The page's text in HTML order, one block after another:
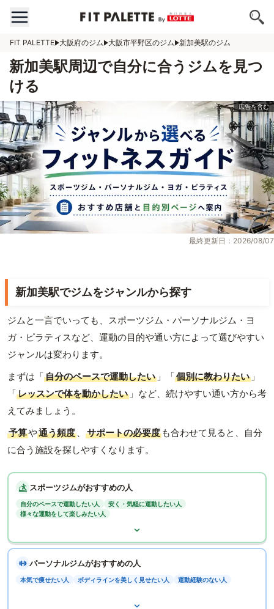
FIT PALETTE 大阪府のジム 大阪市平野区のジム 新加美駅のジム
新加美駅周辺で自分に合うジムを見つ
ける
最終更新日：2026/08/07
新加美駅でジムをジャンルから探す
ジムと一言でいっても、スポーツジム・パーソナルジム・ヨ
ガ・ピラティスなど、運動の目的や通い方によって選びやすい
ジャンルは変わります。
まずは「自分のペースで運動したい 」「個別に教わりたい 」
「レッスンで体を動かしたい 」など、続けやすい通い方から考
えてみましょう。
予算や通う頻度 、 サポートの必要度 も合わせて見ると、自分
に合う施設を探しやすくなります。
スポーツジムがおすすめの人
自分のペースで運動したい人
安く・気軽に運動したい人
様々な運動をして楽しみたい人
パーソナルジムがおすすめの人
本気で痩せたい人 ボディラインを美しく見せたい人 運動経験のない人